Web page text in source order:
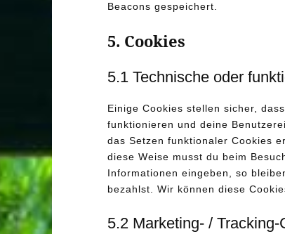
Beacons gespeichert.
5. Cookies
5.1 Technische oder
Einige Cookies stellen sicher,
funktionieren und deine
das Setzen funktionaler Cookies
diese Weise musst du beim
Informationen eingeben, so
bezahlst. Wir können diese
5.2 Marketing- / Tracking-